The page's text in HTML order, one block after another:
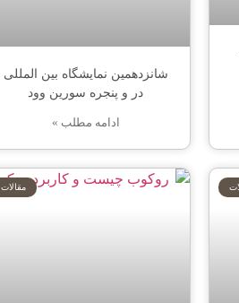
شانزدهمین نمایشگاه بین المللی
در و پنجره سورین وود
ادامه مطلب »
مقالات